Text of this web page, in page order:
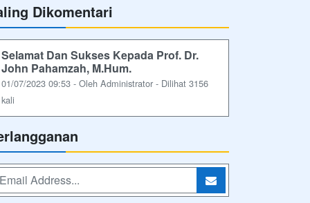
Dikomentari
Selamat Dan Sukses Kepada Prof. Dr.
John Pahamzah, M.Hum.
01/07/2023 09:53 - Oleh Administrator - Dilihat 3156
kali